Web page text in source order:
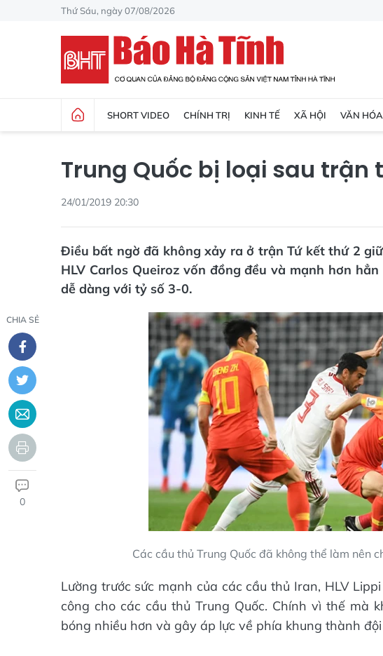
Thứ Sáu, ngày 07/08/2026
SHORT VIDEO CHÍNH TRỊ KINH TẾ XÃ HỘI VĂN
Trung Quốc bị loại sau
24/01/2019 20:30
Điều bất ngờ đã không xảy ra ở trận Tứ kết thứ 2
HLV Carlos Queiroz vốn đồng đều và mạnh hơn
dễ dàng với tỷ số 3-0.
CHIA SẺ
0
Các cầu thủ Trung Quốc đã không thể làm nên
Lường trước sức mạnh của các cầu thủ Iran, HLV
công cho các cầu thủ Trung Quốc. Chính vì thế mà
bóng nhiều hơn và gây áp lực về phía khung thành